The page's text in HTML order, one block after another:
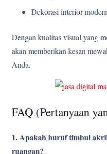
Dekorasi interior modern
Dengan kualitas visual yang
akan memberikan kesan
Anda.
FAQ (Pertanyaan
1. Apakah huruf timbul
ruangan?